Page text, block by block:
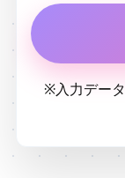
※入力デー